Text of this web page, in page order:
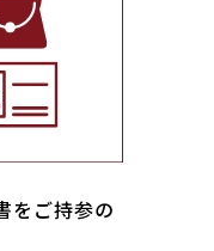
をご持参の